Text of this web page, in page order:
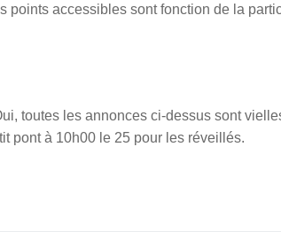
points accessibles sont fonction de la
toutes les annonces ci-dessus sont
pont à 10h00 le 25 pour les réveillés.